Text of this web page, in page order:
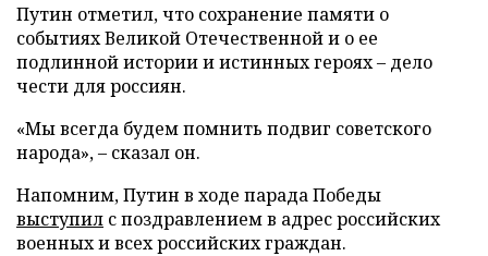
Путин отметил, что сохранение памяти о
событиях Великой Отечественной и о ее
подлинной истории и истинных героях – дело
чести для россиян.
«Мы всегда будем помнить подвиг советского
народа», – сказал он.
Напомним, Путин в ходе парада Победы
выступил с поздравлением в адрес российских
военных и всех российских граждан.